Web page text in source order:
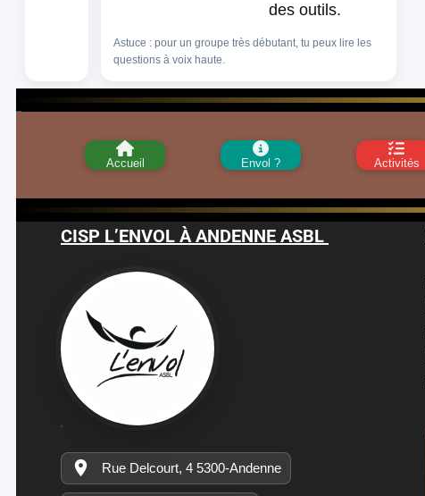
des outils.
Astuce : pour un groupe très débutant, tu peux lire les
questions à voix haute.
Non classé
Accueil Envol ? Activités
CISP L’ENVOL À ANDENNE ASBL
Rue Delcourt, 4 5300-Andenne